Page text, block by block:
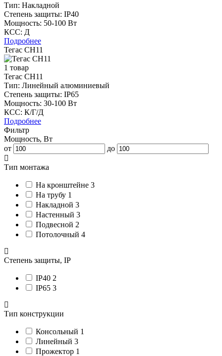
Тип: Накладной
Степень защиты: IP40
Мощность: 50-100 Вт
КСС: Д
Подробнее
Тегас СН11
1 товар
Тегас СН11
Тип: Линейный алюминиевый
Степень защиты: IP65
Мощность: 30-100 Вт
КСС: К/Г/Д
Подробнее
Фильтр
Мощность, Вт
от
до
Тип монтажа
На кронштейне 3
На трубу 1
Накладной 3
Настенный 3
Подвесной 2
Потолочный 4
Степень защиты, IP
IP40 2
IP65 3
Тип конструкции
Консольный 1
Линейный 3
Прожектор 1